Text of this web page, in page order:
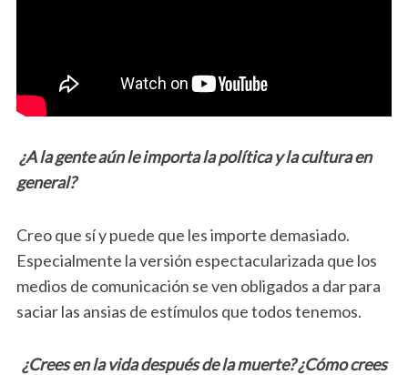
¿A la gente aún le importa la política y la cultura en
general?
Creo que sí y puede que les importe demasiado.
Especialmente la versión espectacularizada que los
medios de comunicación se ven obligados a dar para
saciar las ansias de estímulos que todos tenemos.
¿Crees en la vida después de la muerte? ¿Cómo crees